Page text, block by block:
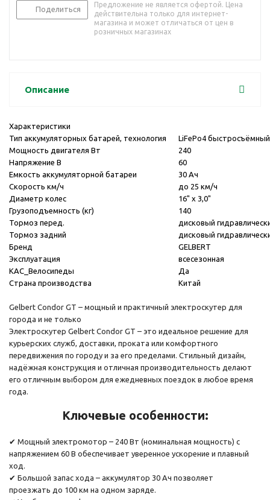
Поделиться
Предложение не является офертой. Цена
действительна только для интернет-
магазина и может отличаться от цен в
розничных магазинах
Описание
Характеристики
Тип аккумуляторных батарей, технология
LiFePo4 быстросъёмный
Мощность двигателя Вт
240
Напряжение В
60
Емкость аккумуляторной батареи
30 Ач
Скорость км/ч
до 25 км/ч
Диаметр колес
16" х 3,0"
Грузоподъемность (кг)
140
Тормоз перед.
дисковый
Тормоз задний
дисковый
Бренд
GELBERT
Эксплуатация
всесезонная
КАС_Велосипеды
Да
Страна производства
Китай
Gelbert Condor GT – мощный и практичный электроскутер для
города и не только
Электроскутер Gelbert Condor GT – это идеальное решение для
курьерских служб, доставки, проката или комфортного
передвижения по городу и за его пределами. Стильный дизайн,
надёжная конструкция и отличная производительность делают
его отличным выбором для ежедневных поездок в любое время
года.
Ключевые особенности:
✔ Мощный электромотор – 240 Вт (номинальная мощность) с
напряжением 60 В обеспечивает уверенное ускорение и плавный
ход.
✔ Большой запас хода – аккумулятор 30 Ач позволяет
проезжать до 100 км на одном заряде.